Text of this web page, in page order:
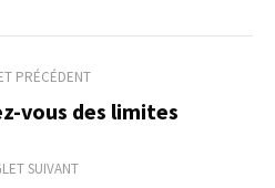
PRÉCÉDENT
Onglet
vous des limites
SUIVANT